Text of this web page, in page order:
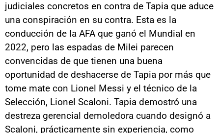
judiciales concretos en contra de Tapia que aduce
una conspiración en su contra. Esta es la
conducción de la AFA que ganó el Mundial en
2022, pero las espadas de Milei parecen
convencidas de que tienen una buena
oportunidad de deshacerse de Tapia por más que
tome mate con Lionel Messi y el técnico de la
Selección, Lionel Scaloni. Tapia demostró una
destreza gerencial demoledora cuando designó a
Scaloni, prácticamente sin experiencia, como